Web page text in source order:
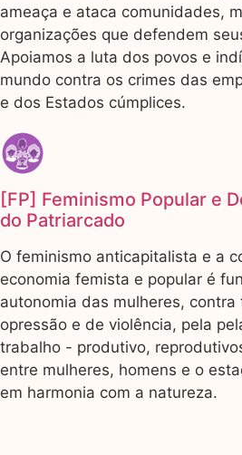
ameaça e ataca comunidades,
organizações que defendem
Apoiamos a luta dos povos e
mundo contra os crimes das
e dos Estados cúmplices.
[FP] Feminismo Popular e
do Patriarcado
O feminismo anticapitalista e a
economia femista e popular é
autonomia das mulheres,
opressão e de violência, pela
trabalho - produtivo,
entre mulheres, homens e o
em harmonia com a natureza.